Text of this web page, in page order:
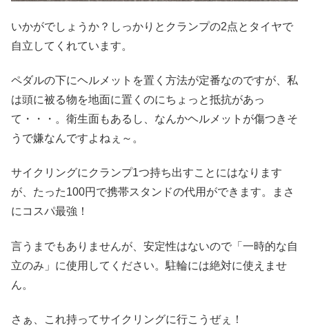
いかがでしょうか？しっかりとクランプの2点とタイヤで
自立してくれています。
ペダルの下にヘルメットを置く方法が定番なのですが、私
は頭に被る物を地面に置くのにちょっと抵抗があっ
て・・・。衛生面もあるし、なんかヘルメットが傷つきそ
うで嫌なんですよねぇ～。
サイクリングにクランプ1つ持ち出すことにはなります
が、たった100円で携帯スタンドの代用ができます。まさ
にコスパ最強！
言うまでもありませんが、安定性はないので「一時的な自
立のみ」に使用してください。駐輪には絶対に使えませ
ん。
さぁ、これ持ってサイクリングに行こうぜぇ！